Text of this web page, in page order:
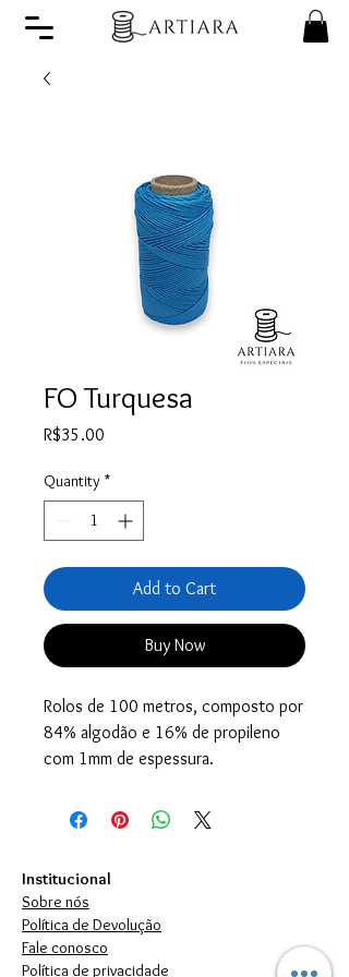
FO Turquesa
R$35.00
Quantity *
Add to Cart
Buy Now
Rolos de 100 metros, composto por
84% algodão e 16% de propileno
com 1mm de espessura.
Institucional
Sobre nós
Política de Devolução
Fale conosco
Política de privacidade